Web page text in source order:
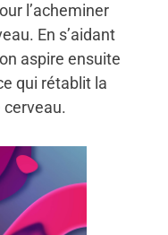
l’acheminer
En s’aidant
aspire ensuite
qui rétablit la
cerveau.